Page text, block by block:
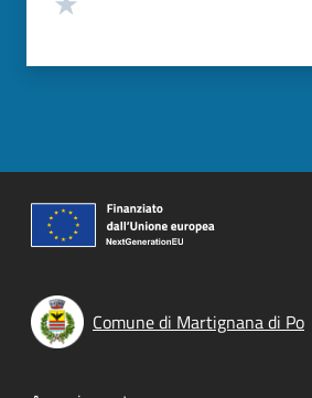
Comune di Martignana di Po